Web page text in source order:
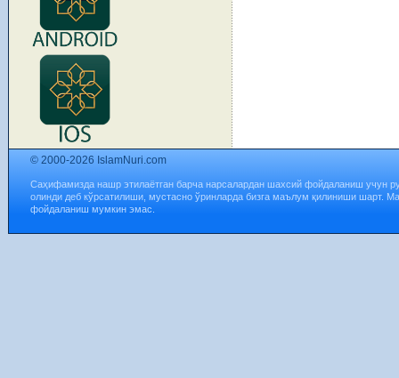
© 2000-2026 IslamNuri.com
Саҳифамизда нашр этилаётган барча нарсалардан шахсий фойдаланиш учун
олинди деб кўрсатилиши, мустасно ўринларда бизга маълум қилиниши шарт.
фойдаланиш мумкин эмас.